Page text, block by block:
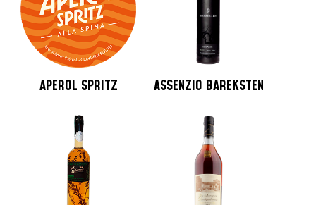
APEROL SPRITZ ASSENZIO BAREKSTEN